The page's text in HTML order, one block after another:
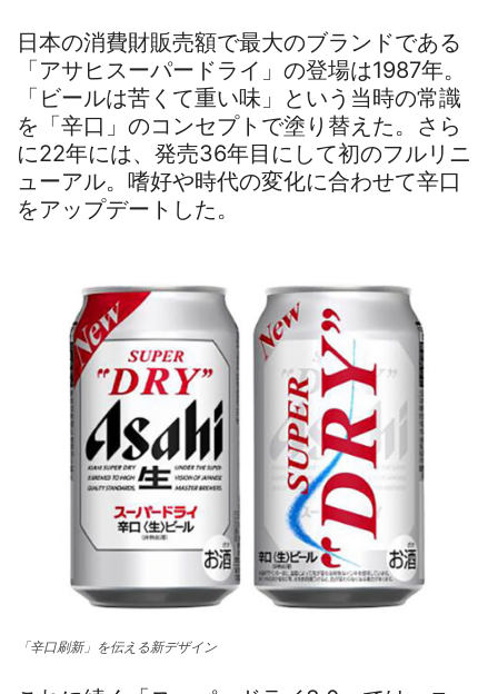
日本の消費財販売額で最大のブランドである
「アサヒスーパードライ」の登場は1987年。
「ビールは苦くて重い味」という当時の常識
を「辛口」のコンセプトで塗り替えた。さら
に22年には、発売36年目にして初のフルリニ
ューアル。嗜好や時代の変化に合わせて辛口
をアップデートした。
「辛口刷新」を伝える新デザイン